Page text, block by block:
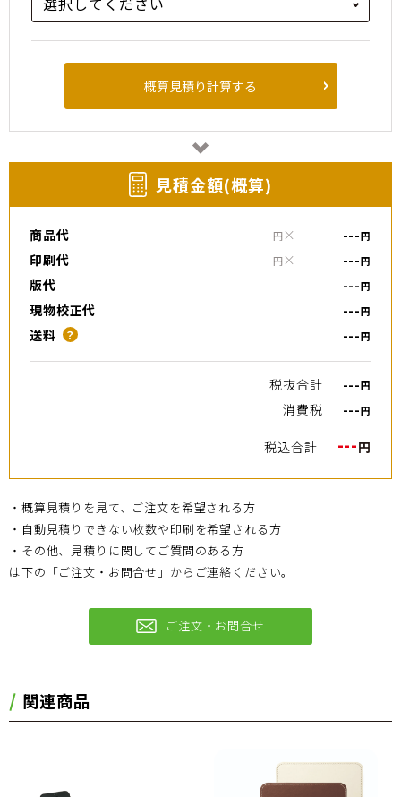
概算見積り計算する
⾒積⾦額(概算)
商品代 ---円×--- ---円
印刷代 ---円×--- ---円
版代 ---円
現物校正代 ---円
送料 ？ ---円
税抜合計 ---円
消費税 ---円
税込合計 ---円
・概算見積りを見て、ご注文を希望される方
・自動見積りできない枚数や印刷を希望される方
・その他、見積りに関してご質問のある方
は下の「ご注文・お問合せ」からご連絡ください。
ご注文・お問合せ
関連商品